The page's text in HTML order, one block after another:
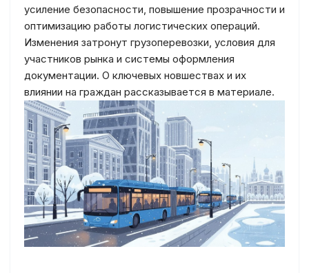
усиление безопасности, повышение прозрачности и
оптимизацию работы логистических операций.
Изменения затронут грузоперевозки, условия для
участников рынка и системы оформления
документации. О ключевых новшествах и их
влиянии на граждан рассказывается в материале.